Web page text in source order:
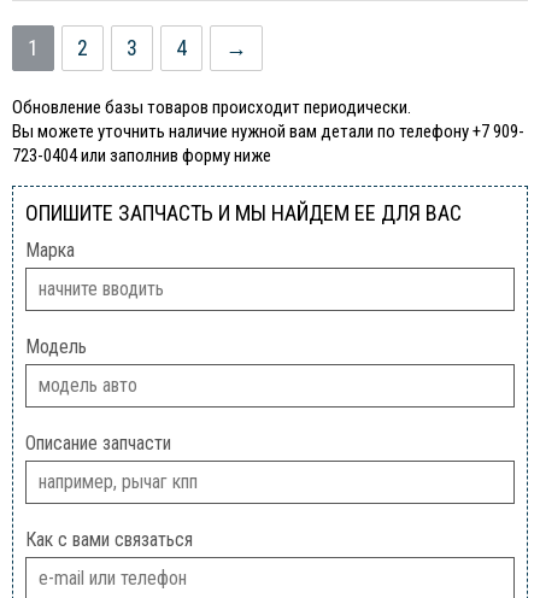
1 2 3 4 →
Обновление базы товаров происходит периодически.
Вы можете уточнить наличие нужной вам детали по телефону +7 909-
723-0404 или заполнив форму ниже
ОПИШИТЕ ЗАПЧАСТЬ И МЫ НАЙДЕМ ЕЕ ДЛЯ ВАС
Марка
Модель
Описание запчасти
Как с вами связаться